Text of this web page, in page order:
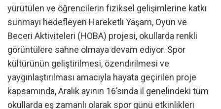
yürütülen ve öğrencilerin fiziksel gelişimlerine katkı
sunmayı hedefleyen Hareketli Yaşam, Oyun ve
Beceri Aktiviteleri (HOBA) projesi, okullarda renkli
görüntülere sahne olmaya devam ediyor. Spor
kültürünün geliştirilmesi, özendirilmesi ve
yaygınlaştırılması amacıyla hayata geçirilen proje
kapsamında, Aralık ayının 16’sında il genelindeki tüm
okullarda eş zamanlı olarak spor günü etkinlikleri